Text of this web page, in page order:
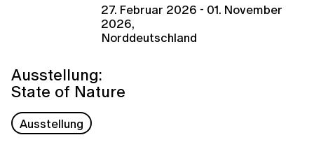
27. Februar 2026 - 01. November
2026,
Norddeutschland
Ausstellung:
State of Nature
Ausstellung